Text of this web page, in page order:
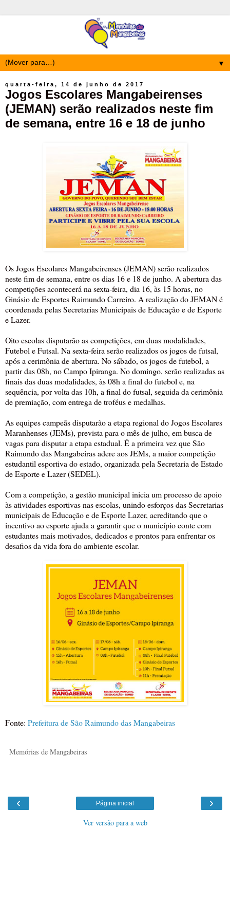
▼
quarta-feira, 14 de junho de 2017
Jogos Escolares Mangabeirenses
(JEMAN) serão realizados neste fim
de semana, entre 16 e 18 de junho
Os Jogos Escolares Mangabeirenses (JEMAN) serão realizados
neste fim de semana, entre os dias 16 e 18 de junho. A abertura das
competições acontecerá na sexta-feira, dia 16, às 15 horas, no
Ginásio de Esportes Raimundo Carreiro. A realização do JEMAN é
coordenada pelas Secretarias Municipais de Educação e de Esporte
e Lazer.
Oito escolas disputarão as competições, em duas modalidades,
Futebol e Futsal. Na sexta-feira serão realizados os jogos de futsal,
após a cerimônia de abertura. No sábado, os jogos de futebol, a
partir das 08h, no Campo Ipiranga. No domingo, serão realizadas as
finais das duas modalidades, às 08h a final do futebol e, na
sequência, por volta das 10h, a final do futsal, seguida da cerimônia
de premiação, com entrega de troféus e medalhas.
As equipes campeãs disputarão a etapa regional do Jogos Escolares
Maranhenses (JEMs), prevista para o mês de julho, em busca de
vagas para disputar a etapa estadual. É a primeira vez que São
Raimundo das Mangabeiras adere aos JEMs, a maior competição
estudantil esportiva do estado, organizada pela Secretaria de Estado
de Esporte e Lazer (SEDEL).
Com a competição, a gestão municipal inicia um processo de apoio
às atividades esportivas nas escolas, unindo esforços das Secretarias
municipais de Educação e de Esporte Lazer, acreditando que o
incentivo ao esporte ajuda a garantir que o município conte com
estudantes mais motivados, dedicados e prontos para enfrentar os
desafios da vida fora do ambiente escolar.
Fonte: Prefeitura de São Raimundo das Mangabeiras
Memórias de Mangabeiras
‹ ›
Página inicial
Ver versão para a web